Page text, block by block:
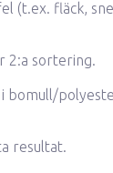
(t.ex. fläck,
2:a sortering.
bomull/
resultat.